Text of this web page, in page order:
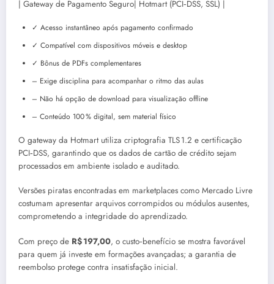
| Gateway de Pagamento Seguro| Hotmart (PCI‑DSS, SSL) |
✓ Acesso instantâneo após pagamento confirmado
✓ Compatível com dispositivos móveis e desktop
✓ Bônus de PDFs complementares
– Exige disciplina para acompanhar o ritmo das aulas
– Não há opção de download para visualização offline
– Conteúdo 100 % digital, sem material físico
O gateway da Hotmart utiliza criptografia TLS 1.2 e certificação
PCI‑DSS, garantindo que os dados de cartão de crédito sejam
processados em ambiente isolado e auditado.
Versões piratas encontradas em marketplaces como Mercado Livre
costumam apresentar arquivos corrompidos ou módulos ausentes,
comprometendo a integridade do aprendizado.
Com preço de R$ 197,00, o custo‑benefício se mostra favorável
para quem já investe em formações avançadas; a garantia de
reembolso protege contra insatisfação inicial.